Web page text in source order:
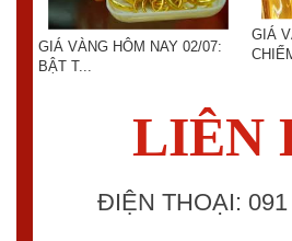
GIÁ VÀNG HÔM NAY 02/07:
BẬT T...
GIÁ
LIÊN
ĐIỆN THOẠI: